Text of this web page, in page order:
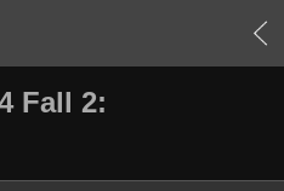
› 內容
Fall 2: